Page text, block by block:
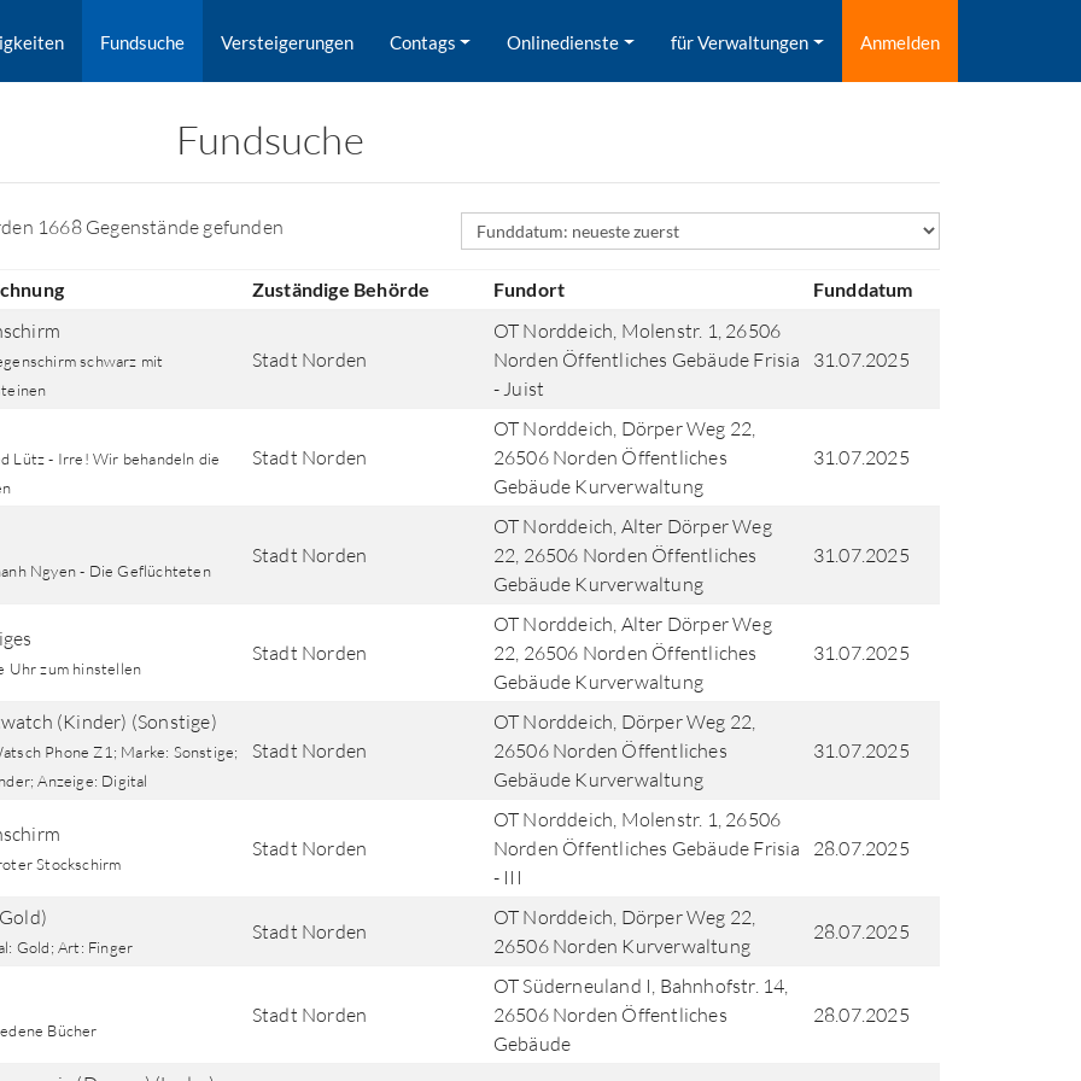
Fundsuche Versteigerungen Contags Onlinedienste für Verwaltungen Anmelden
Fundsuche
nach Orten gesucht.
1668 Gegenstände gefunden Sortierfeld
Zuständige Behörde Fundort Funddatum
schwarz mit
Stadt Norden
OT Norddeich, Molenstr. 1, 26506
Norden Öffentliches Gebäude Frisia
- Juist
31.07.2025
Lütz - Irre! Wir behandeln die
Stadt Norden
OT Norddeich, Dörper Weg 22,
26506 Norden Öffentliches
Gebäude Kurverwaltung
31.07.2025
Ngyen - Die Geflüchteten
Stadt Norden
OT Norddeich, Alter Dörper Weg
22, 26506 Norden Öffentliches
Gebäude Kurverwaltung
31.07.2025
Uhr zum hinstellen
Stadt Norden
OT Norddeich, Alter Dörper Weg
22, 26506 Norden Öffentliches
Gebäude Kurverwaltung
31.07.2025
(Kinder) (Sonstige)
Phone Z1; Marke: Sonstige;
Anzeige: Digital
Stadt Norden
OT Norddeich, Dörper Weg 22,
26506 Norden Öffentliches
Gebäude Kurverwaltung
31.07.2025
Stockschirm
Stadt Norden
OT Norddeich, Molenstr. 1, 26506
Norden Öffentliches Gebäude Frisia
- III
28.07.2025
Gold; Art: Finger
Stadt Norden
OT Norddeich, Dörper Weg 22,
26506 Norden Kurverwaltung
28.07.2025
Bücher
Stadt Norden
OT Süderneuland I, Bahnhofstr. 14,
26506 Norden Öffentliches
Gebäude
28.07.2025